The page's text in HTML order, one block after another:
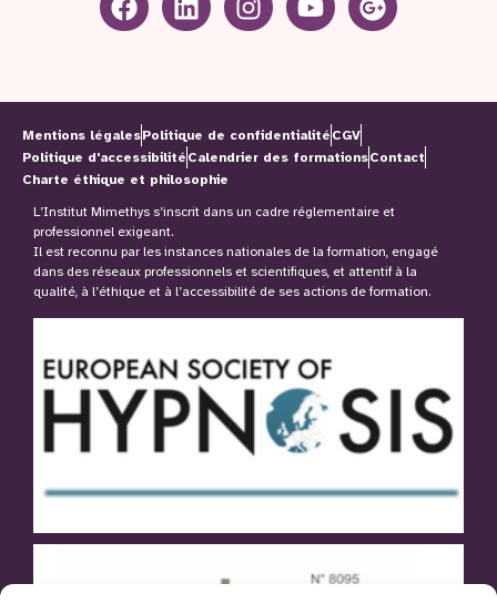
Mentions légalesPolitique de confidentialité CGV
Politique d'accessibilité Calendrier des formationsContact
Charte éthique et philosophie
L’Institut Mimethys s’inscrit dans un cadre réglementaire et
professionnel exigeant.
Il est reconnu par les instances nationales de la formation, engagé
dans des réseaux professionnels et scientifiques, et attentif à la
qualité, à l’éthique et à l’accessibilité de ses actions de formation.